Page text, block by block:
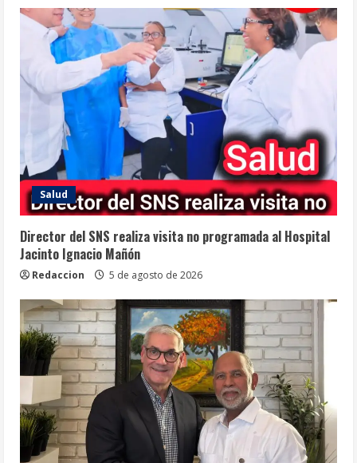
Salud
Director del SNS realiza visita no programada al Hospital
Jacinto Ignacio Mañón
Redaccion 5 de agosto de 2026